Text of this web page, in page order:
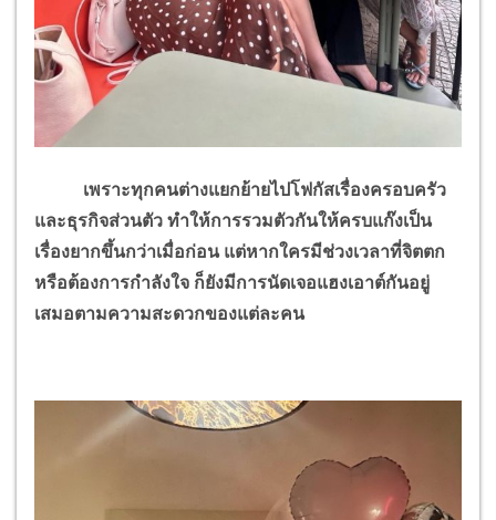
เพราะทุกคนต่างแยกย้ายไปโฟกัสเรื่องครอบครัว
และธุรกิจส่วนตัว ทำให้การรวมตัวกันให้ครบแก๊งเป็น
เรื่องยากขึ้นกว่าเมื่อก่อน แต่หากใครมีช่วงเวลาที่จิตตก
หรือต้องการกำลังใจ ก็ยังมีการนัดเจอแฮงเอาต์กันอยู่
เสมอตามความสะดวกของแต่ละคน